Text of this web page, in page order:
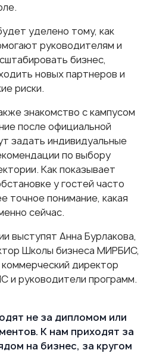
уделено тому, как
руководителям и
бизнес,
новых партнеров и
риски.
знакомство с кампусом
после официальной
задать индивидуальные
по выбору
Как показывает
у гостей часто
точное понимание, какая
сейчас.
выступят Анна Бурлакова,
Школы бизнеса МИРБИС,
коммерческий директор
и руководители программ.
не за дипломом или
К нам приходят за
на бизнес, за кругом